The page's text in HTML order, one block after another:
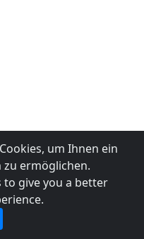
um Ihnen ein
ermöglichen.
to give you a better